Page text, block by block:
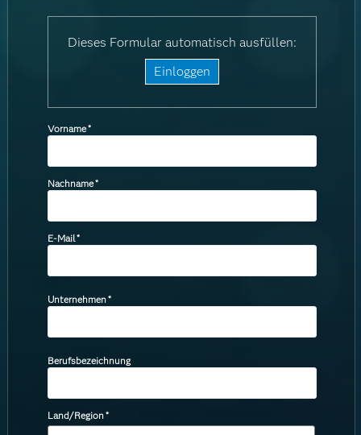
Dieses Formular automatisch ausfüllen:
Einloggen
Vorname*
Nachname*
E-Mail*
Unternehmen*
Berufsbezeichnung
Land/Region*